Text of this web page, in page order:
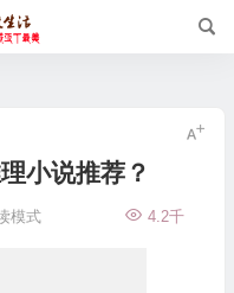
小说推荐？
4.2千
模式